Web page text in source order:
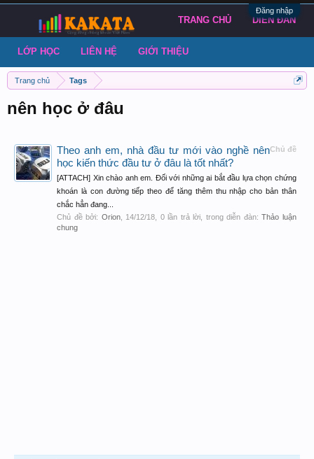
Đăng nhập
Trang chủ Tags
nên học ở đâu
Chủ đề
Theo anh em, nhà đầu tư mới vào nghề nên
học kiến thức đầu tư ở đâu là tốt nhất?
[ATTACH] Xin chào anh em. Đối với những ai bắt đầu lựa chọn chứng
khoán là con đường tiếp theo để tăng thêm thu nhập cho bản thân
chắc hẳn đang...
Chủ đề bởi: Orion, 14/12/18 , 0 lần trả lời, trong diễn đàn:Thảo luận
chung
TRANG CHỦ DIỄN ĐÀN
LỚP HỌC LIÊN HỆ GIỚI THIỆU